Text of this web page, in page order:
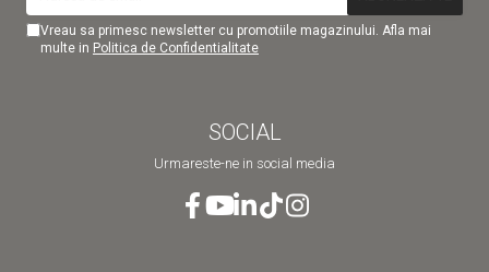
Vreau sa primesc newsletter cu promotiile magazinului. Afla mai
multe in Politica de Confidentialitate
SOCIAL
Urmareste-ne in social media